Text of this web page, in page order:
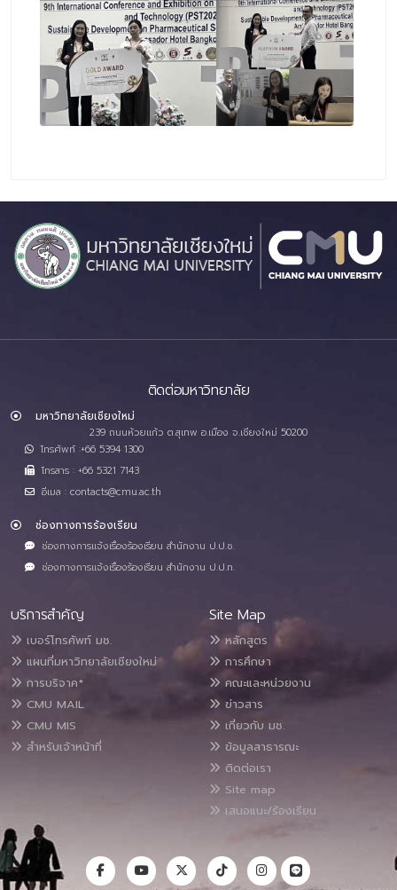
ติดต่อมหาวิทยาลัย
มหาวิทยาลัยเชียงใหม่
239 ถนนห้วยแก้ว ต.สุเทพ อ.เมือง จ.เชียงใหม่ 50200
โทรศัพท์ :+66 5394 1300
โทรสาร : +66 5321 7143
อีเมล : contacts@cmu.ac.th
ช่องทางการร้องเรียน
ช่องทางการแจ้งเรื่องร้องเรียน สำนักงาน ป.ป.ช.
ช่องทางการแจ้งเรื่องร้องเรียน สำนักงาน ป.ป.ท.
บริการสำคัญ
เบอร์โทรศัพท์ มช.
แผนที่มหาวิทยาลัยเชียงใหม่
การบริจาค*
CMU MAIL
CMU MIS
สำหรับเจ้าหน้าที่
Site Map
หลักสูตร
การศึกษา
คณะและหน่วยงาน
ข่าวสาร
เกี่ยวกับ มช.
ข้อมูลสาธารณะ
ติดต่อเรา
Site map
เสนอแนะ/ร้องเรียน